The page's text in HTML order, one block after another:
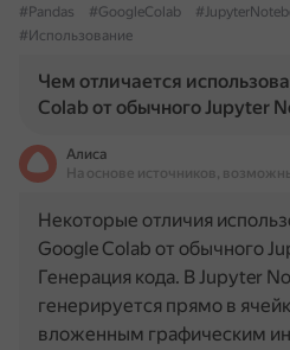
#Pandas
#GoogleColab
#Использование
Чем отличается
Colab от обычного Jupyter
Алиса
На основе источников,
Некоторые отличия
Google Colab от обычного
Генерация кода. В Jupyter
генерируется прямо в
вложенным графическим